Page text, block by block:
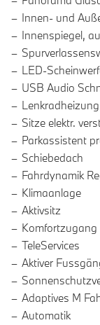
Innen- und
Innenspiegel,
LED-
USB Audio
Lenkradheizung
Sitze elektr.
Parkassistent
Schiebedach
Fahrdynamik
Klimaanlage
Aktivsitz
Komfortzugang
TeleServices
Aktiver
Adaptives M
Automatik